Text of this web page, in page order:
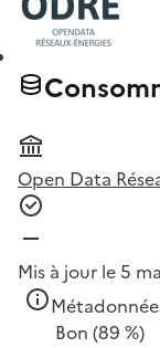
Open Data
Mis à jour le 5
Bon (89 %)